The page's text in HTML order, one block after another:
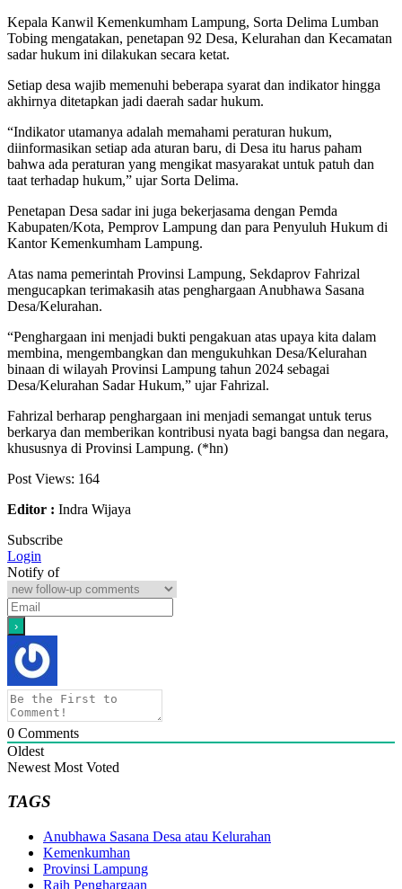
Kepala Kanwil Kemenkumham Lampung, Sorta Delima Lumban
Tobing mengatakan, penetapan 92 Desa, Kelurahan dan Kecamatan
sadar hukum ini dilakukan secara ketat.
Setiap desa wajib memenuhi beberapa syarat dan indikator hingga
akhirnya ditetapkan jadi daerah sadar hukum.
“Indikator utamanya adalah memahami peraturan hukum,
diinformasikan setiap ada aturan baru, di Desa itu harus paham
bahwa ada peraturan yang mengikat masyarakat untuk patuh dan
taat terhadap hukum,” ujar Sorta Delima.
Penetapan Desa sadar ini juga bekerjasama dengan Pemda
Kabupaten/Kota, Pemprov Lampung dan para Penyuluh Hukum di
Kantor Kemenkumham Lampung.
Atas nama pemerintah Provinsi Lampung, Sekdaprov Fahrizal
mengucapkan terimakasih atas penghargaan Anubhawa Sasana
Desa/Kelurahan.
“Penghargaan ini menjadi bukti pengakuan atas upaya kita dalam
membina, mengembangkan dan mengukuhkan Desa/Kelurahan
binaan di wilayah Provinsi Lampung tahun 2024 sebagai
Desa/Kelurahan Sadar Hukum,” ujar Fahrizal.
Fahrizal berharap penghargaan ini menjadi semangat untuk terus
berkarya dan memberikan kontribusi nyata bagi bangsa dan negara,
khususnya di Provinsi Lampung. (*hn)
Post Views: 164
Editor : Indra Wijaya
Subscribe
Login
Notify of
0 Comments
Oldest
Newest Most Voted
TAGS
Anubhawa Sasana Desa atau Kelurahan
Kemenkumhan
Provinsi Lampung
Raih Penghargaan